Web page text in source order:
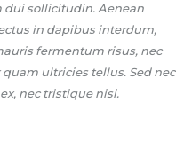
dui sollicitudin. Aenean
in dapibus interdum,
fermentum risus, nec
quam ultricies tellus. Sed nec
nec tristique nisi.